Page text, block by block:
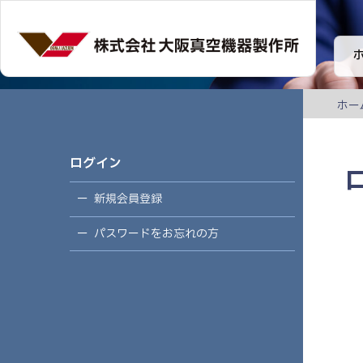
ホー
ログイン
新規会員登録
パスワードをお忘れの方